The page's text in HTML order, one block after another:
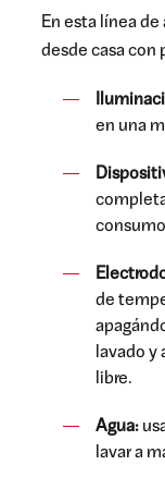
En esta línea
desde casa con
en una
de
lavado y
libre.
Agua:
lavar a